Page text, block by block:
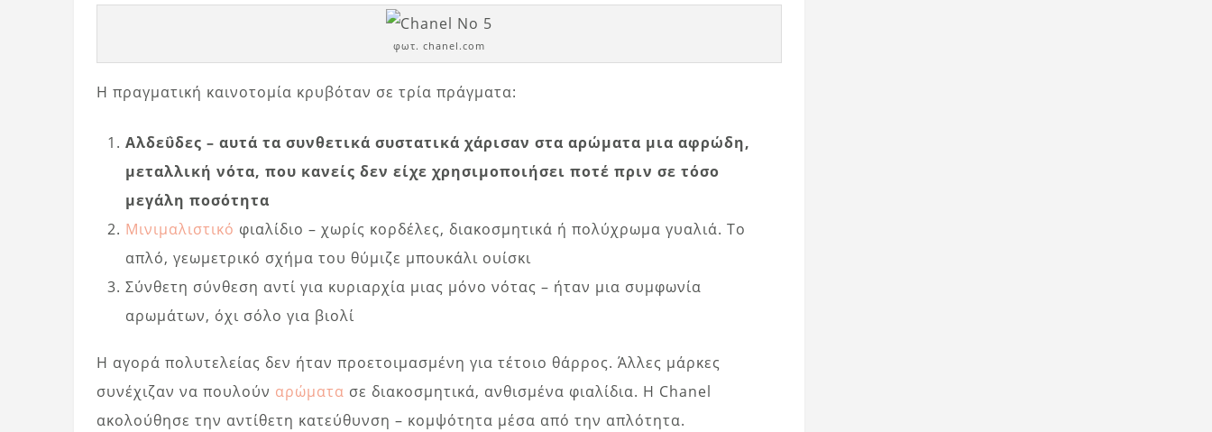
φωτ. chanel.com
Η πραγματική καινοτομία κρυβόταν σε τρία πράγματα:
Αλδεΰδες – αυτά τα συνθετικά συστατικά χάρισαν στα αρώματα μια αφρώδη,
μεταλλική νότα, που κανείς δεν είχε χρησιμοποιήσει ποτέ πριν σε τόσο
μεγάλη ποσότητα
Μινιμαλιστικό φιαλίδιο – χωρίς κορδέλες, διακοσμητικά ή πολύχρωμα γυαλιά. Το
απλό, γεωμετρικό σχήμα του θύμιζε μπουκάλι ουίσκι
Σύνθετη σύνθεση αντί για κυριαρχία μιας μόνο νότας – ήταν μια συμφωνία
αρωμάτων, όχι σόλο για βιολί
Η αγορά πολυτελείας δεν ήταν προετοιμασμένη για τέτοιο θάρρος. Άλλες μάρκες
συνέχιζαν να πουλούν αρώματα σε διακοσμητικά, ανθισμένα φιαλίδια. Η Chanel
ακολούθησε την αντίθετη κατεύθυνση – κομψότητα μέσα από την απλότητα.